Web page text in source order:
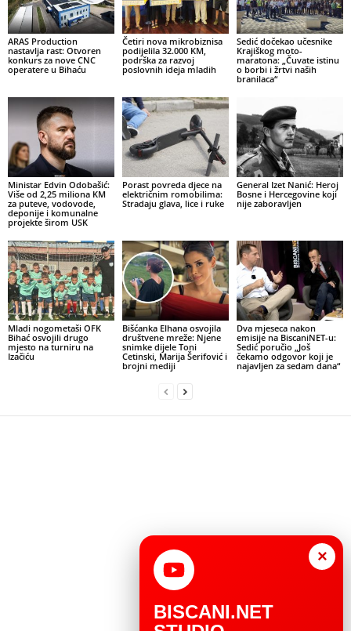
ARAS Production
nastavlja rast: Otvoren
konkurs za nove CNC
operatere u Bihaću
Četiri nova mikrobiznisa
podijelila 32.000 KM,
podrška za razvoj
poslovnih ideja mladih
Sedić dočekao učesnike
Krajiškog moto-
maratona: „Čuvate istinu
o borbi i žrtvi naših
branilaca“
Ministar Edvin Odobašić:
Više od 2,25 miliona KM
za puteve, vodovode,
deponije i komunalne
projekte širom USK
Porast povreda djece na
električnim romobilima:
Stradaju glava, lice i ruke
General Izet Nanić: Heroj
Bosne i Hercegovine koji
nije zaboravljen
Mladi nogometaši OFK
Bihać osvojili drugo
mjesto na turniru na
Izačiću
Bišćanka Elhana osvojila
društvene mreže: Njene
snimke dijele Toni
Cetinski, Marija Šerifović i
brojni mediji
Dva mjeseca nakon
emisije na BiscaniNET-u:
Sedić poručio „Još
čekamo odgovor koji je
najavljen za sedam dana“
×
BISCANI.NET